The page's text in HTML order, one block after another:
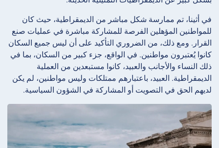
في أثينا، تم ممارسة شكل مباشر من الديمقراطية، حيث كان
للمواطنين المؤهلين الفرصة للمشاركة مباشرة في عمليات صنع
القرار. ومع ذلك، من الضروري التأكيد على أن ليس جميع السكان
كانوا يُعتبرون مواطنين. في الواقع، جزء كبير من السكان، بما في
ذلك النساء والأجانب والعبيد، كانوا مستبعدين من العملية
الديمقراطية. العبيد، باعتبارهم ممتلكات وليس مواطنين، لم يكن
لديهم الحق في التصويت أو المشاركة في الشؤون السياسية.